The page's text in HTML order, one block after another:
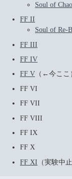
Soul of
FF II
Soul of Re-
FF III
FF IV
FF V （←今ここ
FF VI
FF VII
FF VIII
FF IX
FF X
FF XI （実験中止